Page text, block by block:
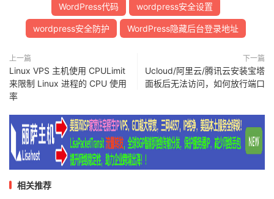
WordPress代码 wordpress安全设置
wordpress安全防护 WordPress隐藏后台登录地址
上一篇
Linux VPS 主机使用 CPULimit
来限制 Linux 进程的 CPU 使用
率
下一篇
Ucloud/阿里云/腾讯云安装宝塔
面板后无法访问，如何放行端口
相关推荐